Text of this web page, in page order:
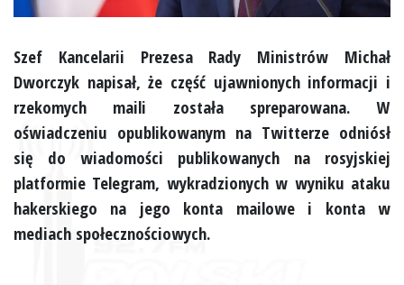
Szef Kancelarii Prezesa Rady Ministrów Michał
Dworczyk napisał, że część ujawnionych informacji i
rzekomych maili została spreparowana. W
oświadczeniu opublikowanym na Twitterze odniósł
się do wiadomości publikowanych na rosyjskiej
platformie Telegram, wykradzionych w wyniku ataku
hakerskiego na jego konta mailowe i konta w
mediach społecznościowych.